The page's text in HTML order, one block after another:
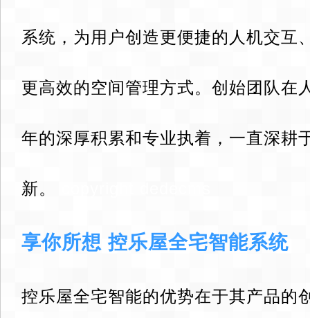
系统，为用户创造更便捷的人机交互
更高效的空间管理方式。创始团队在
年的深厚积累和专业执着，一直深耕
新。
享你所想 控乐屋全宅智能系统
控乐屋全宅智能的优势在于其产品的